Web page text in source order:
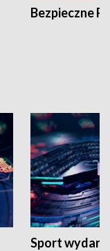
Bezpieczne
Sport